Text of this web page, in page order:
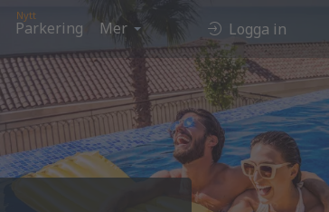
Nytt
Parkering Mer Logga in